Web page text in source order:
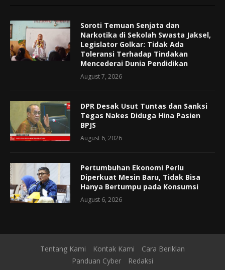
Soroti Temuan Senjata dan
Narkotika di Sekolah Swasta Jaksel,
Legislator Golkar: Tidak Ada
Toleransi Terhadap Tindakan
Mencederai Dunia Pendidikan
August 7, 2026
DPR Desak Usut Tuntas dan Sanksi
Tegas Nakes Diduga Hina Pasien
BPJS
August 6, 2026
Pertumbuhan Ekonomi Perlu
Diperkuat Mesin Baru, Tidak Bisa
Hanya Bertumpu pada Konsumsi
August 6, 2026
Tentang Kami Kontak Kami
Cara Beriklan
Panduan Cyber
Redaksi